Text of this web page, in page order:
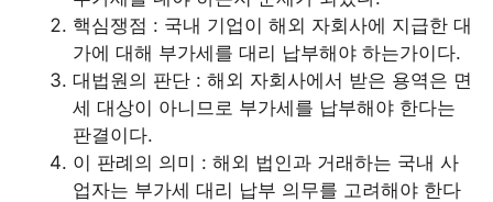
핵심쟁점 : 국내 기업이 해외 자회사에 지급한 대
가에 대해 부가세를 대리 납부해야 하는가이다.
대법원의 판단 : 해외 자회사에서 받은 용역은 면
세 대상이 아니므로 부가세를 납부해야 한다는
판결이다.
이 판례의 의미 : 해외 법인과 거래하는 국내 사
업자는 부가세 대리 납부 의무를 고려해야 한다